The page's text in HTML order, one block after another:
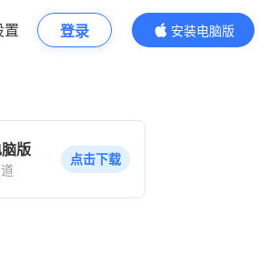
置 登录
安装电脑版
内容更精彩
版 点击下载